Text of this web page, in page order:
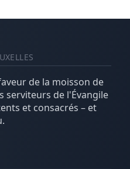
de la moisson de
serviteurs de l'Évangile
et consacrés – et